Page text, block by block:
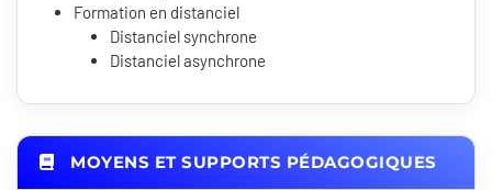
Formation en distanciel
Distanciel synchrone
Distanciel asynchrone
MOYENS ET SUPPORTS PÉDAGOGIQUES